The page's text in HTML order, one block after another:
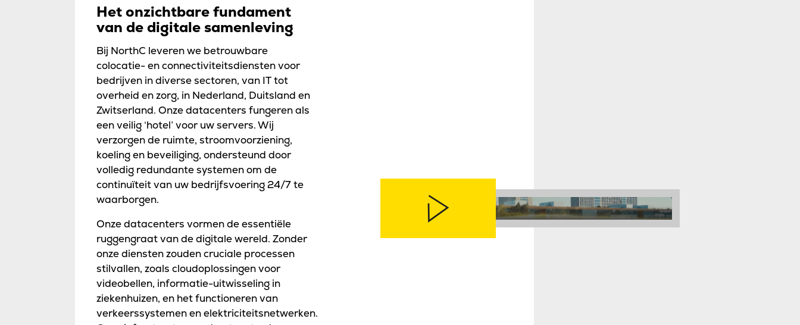
Het onzichtbare fundament
van de digitale samenleving
Bij NorthC leveren we betrouwbare
colocatie- en connectiviteitsdiensten voor
bedrijven in diverse sectoren, van IT tot
overheid en zorg, in Nederland, Duitsland en
Zwitserland. Onze datacenters fungeren als
een veilig ‘hotel’ voor uw servers. Wij
verzorgen de ruimte, stroomvoorziening,
koeling en beveiliging, ondersteund door
volledig redundante systemen om de
continuïteit van uw bedrijfsvoering 24/7 te
waarborgen.
Onze datacenters vormen de essentiële
ruggengraat van de digitale wereld. Zonder
onze diensten zouden cruciale processen
stilvallen, zoals cloudoplossingen voor
videobellen, informatie-uitwisseling in
ziekenhuizen, en het functioneren van
verkeerssystemen en elektriciteitsnetwerken.